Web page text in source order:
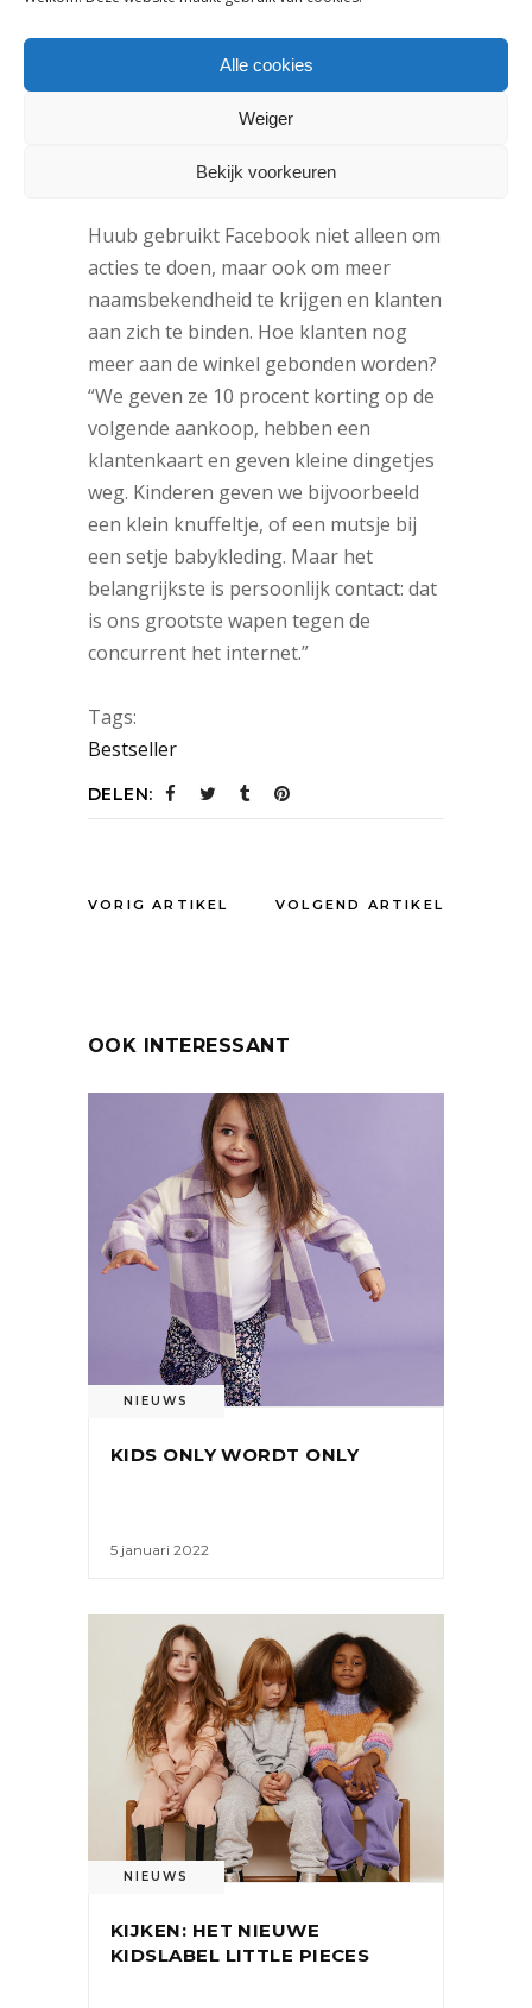
Alle cookies
Weiger
Bekijk voorkeuren
actie waarbij je een gratis longsleeve
van twintig euro kreeg bij een
spijkerbroek van dertig euro. Die actie
liep heel erg goed, mensen kwamen
Sommigen namen zelfs twee
Huub gebruikt Facebook niet alleen om
acties te doen, maar ook om meer
naamsbekendheid te krijgen en klanten
aan zich te binden. Hoe klanten nog
meer aan de winkel gebonden worden?
“We geven ze 10 procent korting op de
volgende aankoop, hebben een
klantenkaart en geven kleine dingetjes
weg. Kinderen geven we bijvoorbeeld
een klein knuffeltje, of een mutsje bij
een setje babykleding. Maar het
belangrijkste is persoonlijk contact: dat
is ons grootste wapen tegen de
concurrent het internet.”
Tags:
Bestseller
DELEN:
VORIG ARTIKEL VOLGEND ARTIKEL
OOK INTERESSANT
NIEUWS
KIDS ONLY WORDT ONLY
5 januari 2022
NIEUWS
KIJKEN: HET NIEUWE
KIDSLABEL LITTLE PIECES